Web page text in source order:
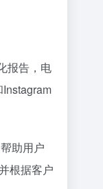
报告，电
助用户
根据客户